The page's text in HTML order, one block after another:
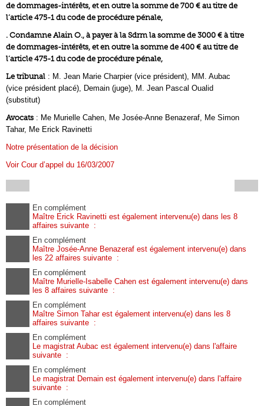
de dommages-intérêts, et en outre la somme de 700 € au titre de
l’article 475-1 du code de procédure pénale,
. Condamne Alain O., à payer à la Sdrm la somme de 3000 € à titre
de dommages-intérêts, et en outre la somme de 400 € au titre de
l’article 475-1 du code de procédure pénale,
Le tribunal : M. Jean Marie Charpier (vice président), MM. Aubac
(vice président placé), Demain (juge), M. Jean Pascal Oualid
(substitut)
Avocats : Me Murielle Cahen, Me Josée-Anne Benazeraf, Me Simon
Tahar, Me Erick Ravinetti
Notre présentation de la décision
Voir Cour d’appel du 16/03/2007
En complément
Maître Erick Ravinetti est également intervenu(e) dans les 8
affaires suivante :
En complément
Maître Josée-Anne Benazeraf est également intervenu(e) dans
les 22 affaires suivante :
En complément
Maître Murielle-Isabelle Cahen est également intervenu(e) dans
les 8 affaires suivante :
En complément
Maître Simon Tahar est également intervenu(e) dans les 8
affaires suivante :
En complément
Le magistrat Aubac est également intervenu(e) dans l'affaire
suivante :
En complément
Le magistrat Demain est également intervenu(e) dans l'affaire
suivante :
En complément